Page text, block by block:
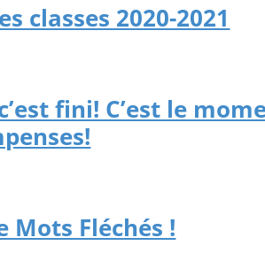
classes 2020-2021
fini! C’est le
Mots Fléchés !